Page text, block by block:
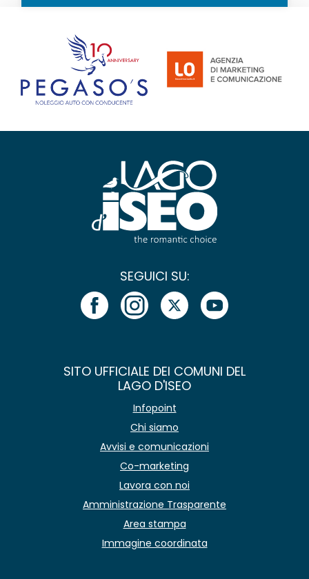
SEGUICI SU:
SITO UFFICIALE DEI COMUNI DEL
LAGO D'ISEO
Infopoint
Chi siamo
Avvisi e comunicazioni
Co-marketing
Lavora con noi
Amministrazione Trasparente
Area stampa
Immagine coordinata